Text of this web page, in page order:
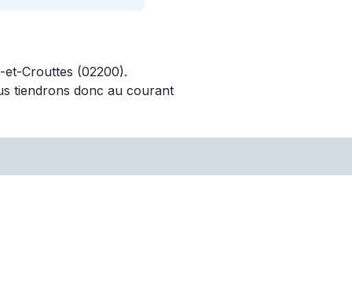
et-Crouttes (02200).
tiendrons donc au courant